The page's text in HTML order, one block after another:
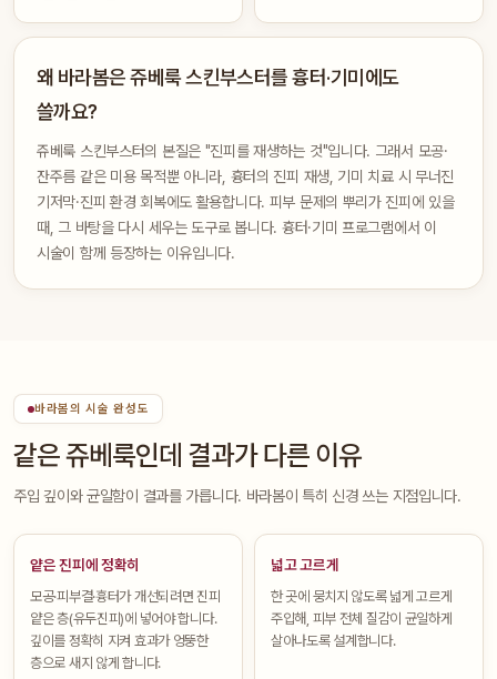
왜 바라봄은 쥬베룩 스킨부스터를 흉터·기미에도
쓸까요?
쥬베룩 스킨부스터의 본질은 "진피를 재생하는 것"입니다. 그래서 모공·
잔주름 같은 미용 목적뿐 아니라, 흉터의 진피 재생, 기미 치료 시 무너진
기저막·진피 환경 회복에도 활용합니다. 피부 문제의 뿌리가 진피에 있을
때, 그 바탕을 다시 세우는 도구로 봅니다. 흉터·기미 프로그램에서 이
시술이 함께 등장하는 이유입니다.
바라봄의 시술 완성도
같은 쥬베룩인데 결과가 다른 이유
주입 깊이와 균일함이 결과를 가릅니다. 바라봄이 특히 신경 쓰는 지점입니다.
얕은 진피에 정확히
모공·피부결·흉터가 개선되려면 진피
얕은 층(유두진피)에 넣어야 합니다.
깊이를 정확히 지켜 효과가 엉뚱한
층으로 새지 않게 합니다.
넓고 고르게
한 곳에 뭉치지 않도록 넓게 고르게
주입해, 피부 전체 질감이 균일하게
살아나도록 설계합니다.